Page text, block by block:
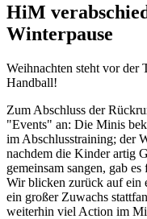
HiM
Winterpause
Weihnachten steht vor der
Handball!
Zum Abschluss der
"Events" an: Die Minis
im Abschlusstraining; der
nachdem die Kinder artig
gemeinsam sangen, gab
Wir blicken zurück auf ein
ein großer Zuwachs
weiterhin viel Action im